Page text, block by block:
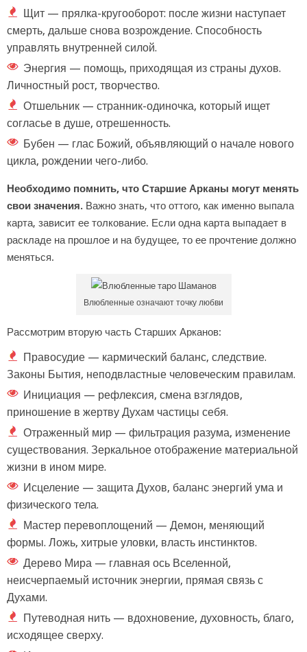
Щит — прялка-кругооборот: после жизни наступает
смерть, дальше снова возрождение. Способность
управлять внутренней силой.
Энергия — помощь, приходящая из страны духов.
Личностный рост, творчество.
Отшельник — странник-одиночка, который ищет
согласье в душе, отрешенность.
Бубен — глас Божий, объявляющий о начале нового
цикла, рождении чего-либо.
Необходимо помнить, что Старшие Арканы могут менять
свои значения. Важно знать, что оттого, как именно выпала
карта, зависит ее толкование. Если одна карта выпадает в
раскладе на прошлое и на будущее, то ее прочтение должно
меняться.
Влюбленные означают точку любви
Рассмотрим вторую часть Старших Арканов:
Правосудие — кармический баланс, следствие.
Законы Бытия, неподвластные человеческим правилам.
Инициация — рефлексия, смена взглядов,
приношение в жертву Духам частицы себя.
Отраженный мир — фильтрация разума, изменение
существования. Зеркальное отображение материальной
жизни в ином мире.
Исцеление — защита Духов, баланс энергий ума и
физического тела.
Мастер перевоплощений — Демон, меняющий
формы. Ложь, хитрые уловки, власть инстинктов.
Дерево Мира — главная ось Вселенной,
неисчерпаемый источник энергии, прямая связь с
Духами.
Путеводная нить — вдохновение, духовность, благо,
исходящее сверху.